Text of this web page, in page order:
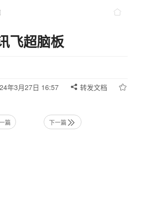
飞超脑板
年3月27日 16:57
转发文档
篇 下一篇